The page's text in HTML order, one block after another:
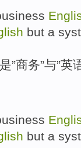
but a
”商务”与”英
but a